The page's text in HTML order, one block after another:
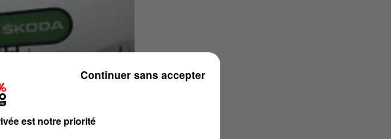
est notre priorité
Continuer sans accepter